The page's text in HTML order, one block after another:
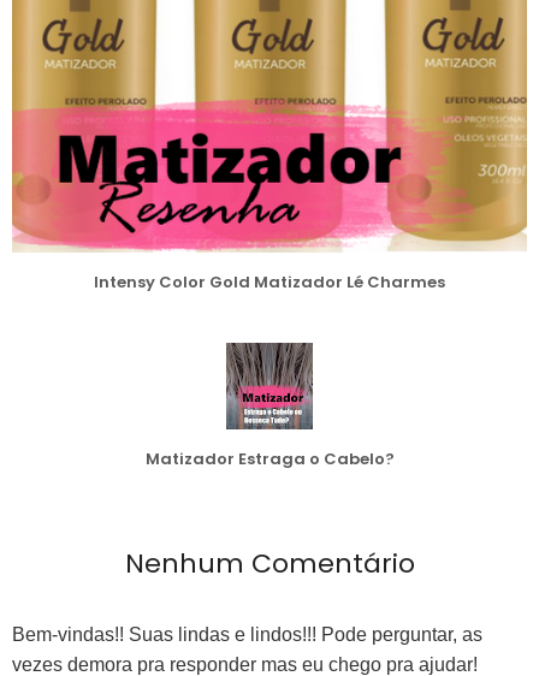
Intensy Color Gold Matizador Lé Charmes
Matizador Estraga o Cabelo?
Nenhum Comentário
Bem-vindas!! Suas lindas e lindos!!! Pode perguntar, as
vezes demora pra responder mas eu chego pra ajudar!